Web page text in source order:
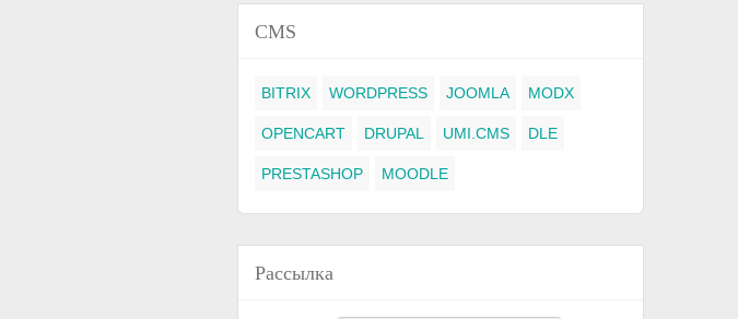
CMS
BITRIX WORDPRESS JOOMLA MODX
OPENCART DRUPAL UMI.CMS DLE
PRESTASHOP MOODLE
Рассылка